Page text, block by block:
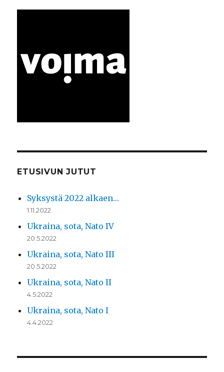
ETUSIVUN JUTUT
Syksystä 2022 alkaen…
1.11.2022
Ukraina, sota, Nato IV
20.5.2022
Ukraina, sota, Nato III
20.5.2022
Ukraina, sota, Nato II
4.5.2022
Ukraina, sota, Nato I
4.4.2022